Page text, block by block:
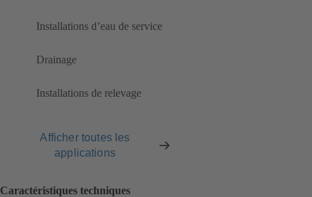
Installations d’eau de service
Drainage
Installations de relevage
Afficher toutes les
applications
Caractéristiques techniques